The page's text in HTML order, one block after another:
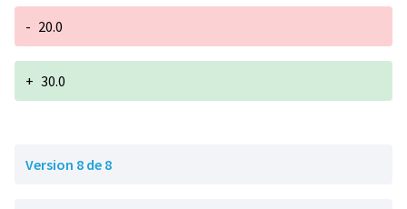
- 20.0
+ 30.0
Version 8 de 8